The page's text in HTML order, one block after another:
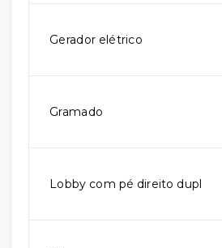
Gerador elétrico
Gramado
Lobby com pé direito dupl